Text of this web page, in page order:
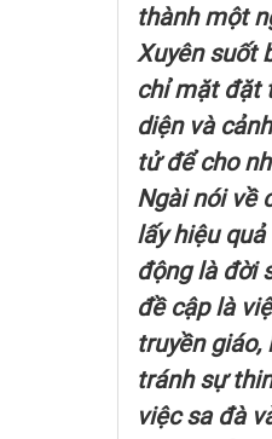
thành một
Xuyên suốt
chỉ mặt đặt
diện và
tử để cho
Ngài nói về
lấy hiệu
động là đời
đề cập là
truyền
tránh sự
việc sa đà